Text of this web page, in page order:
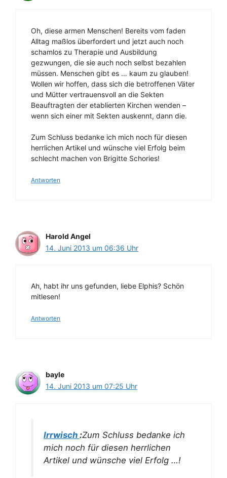
Oh, diese armen Menschen! Bereits vom faden
Alltag maßlos überfordert und jetzt auch noch
schamlos zu Therapie und Ausbildung
gezwungen, die sie auch noch selbst bezahlen
müssen. Menschen gibt es … kaum zu glauben!
Wollen wir hoffen, dass sich die betroffenen Väter
und Mütter vertrauensvoll an die Sekten
Beauftragten der etablierten Kirchen wenden –
wenn sich einer mit Sekten auskennt, dann die.
Zum Schluss bedanke ich mich noch für diesen
herrlichen Artikel und wünsche viel Erfolg beim
schlecht machen von Brigitte Schories!
Antworten
Harold Angel
14. Juni 2013 um 06:36 Uhr
Ah, habt ihr uns gefunden, liebe Elphis? Schön
mitlesen!
Antworten
bayle
14. Juni 2013 um 07:25 Uhr
Irrwisch :Zum Schluss bedanke ich
mich noch für diesen herrlichen
Artikel und wünsche viel Erfolg …!